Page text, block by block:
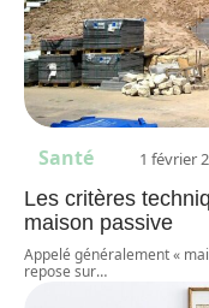
Santé 1 février
Les critères
maison passive
Appelé généralement «
repose sur…